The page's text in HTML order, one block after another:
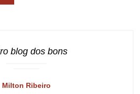
blog dos bons
Milton Ribeiro